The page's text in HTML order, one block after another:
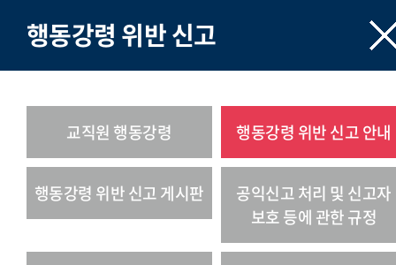
행동강령 위반 신고
교직원 행동강령 행동강령 위반 신고 안내
행동강령 위반 신고 게시판
공익신고 처리 및 신고자
보호 등에 관한 규정